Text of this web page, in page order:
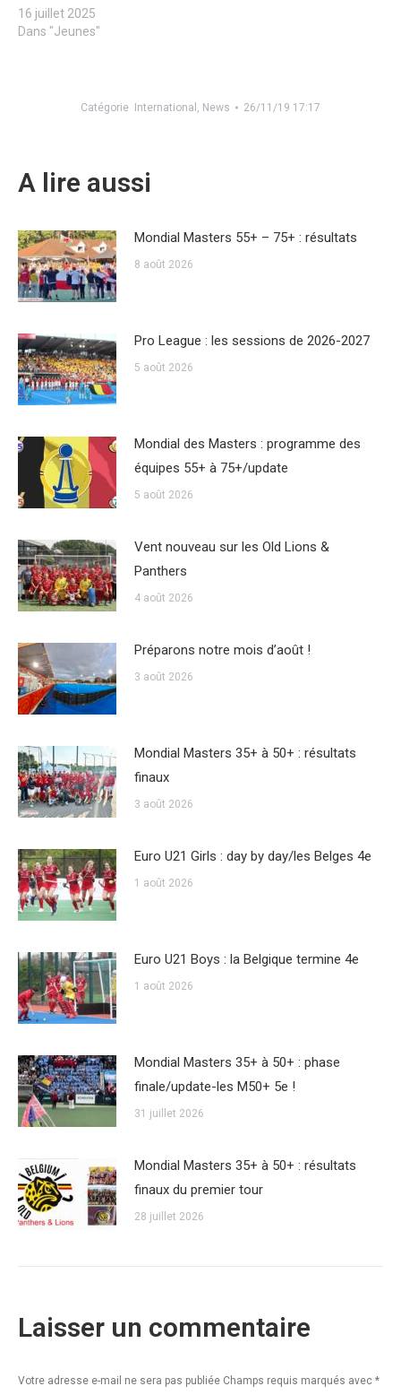
16 juillet 2025
Dans "Jeunes"
Catégorie International , News 26/11/19 17:17
A lire aussi
Mondial Masters 55+ – 75+ : résultats
8 août 2026
Pro League : les sessions de 2026-2027
5 août 2026
Mondial des Masters : programme des
équipes 55+ à 75+/update
5 août 2026
Vent nouveau sur les Old Lions &
Panthers
4 août 2026
Préparons notre mois d’août !
3 août 2026
Mondial Masters 35+ à 50+ : résultats
finaux
3 août 2026
Euro U21 Girls : day by day/les Belges 4e
1 août 2026
Euro U21 Boys : la Belgique termine 4e
1 août 2026
Mondial Masters 35+ à 50+ : phase
finale/update-les M50+ 5e !
31 juillet 2026
Mondial Masters 35+ à 50+ : résultats
finaux du premier tour
28 juillet 2026
Laisser un commentaire
Votre adresse e-mail ne sera pas publiée Champs requis marqués avec *